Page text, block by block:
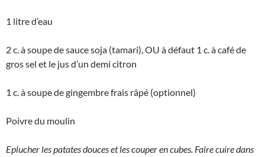
1 litre d’eau
2 c. à soupe de sauce soja (tamari), OU à défaut 1 c. à café de
gros sel et le jus d’un demi citron
1 c. à soupe de gingembre frais râpé (optionnel)
Poivre du moulin
Eplucher les patates douces et les couper en cubes. Faire cuire dans